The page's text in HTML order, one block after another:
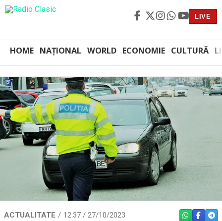
LIVE
HOME NAȚIONAL WORLD ECONOMIE CULTURĂ
ACTUALITATE 12:37 / 27/10/2023 WHATSAPP